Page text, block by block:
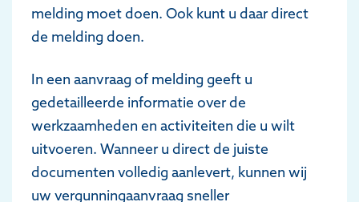
melding moet doen. Ook kunt u daar direct
de melding doen.
In een aanvraag of melding geeft u
gedetailleerde informatie over de
werkzaamheden en activiteiten die u wilt
uitvoeren. Wanneer u direct de juiste
documenten volledig aanlevert, kunnen wij
uw vergunningaanvraag sneller